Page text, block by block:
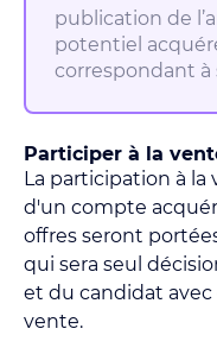
publication de
potentiel
correspondant à
Participer à la
La participation à la
d'un compte
offres seront
qui sera seul
et du candidat
vente.